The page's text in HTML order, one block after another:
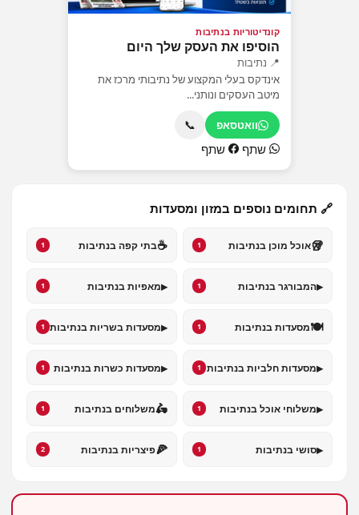
קונדיטוריות בנתיבות
הוסיפו את העסק שלך היום
📍 נתיבות
אינדקס בעלי המקצוע של נתיבותי מרכז את
מיטב העסקים ונותני...
וואטסאפ 📞
שתף שתף
🔗 תחומים נוספים במזון ומסעדות
🥡אוכל מוכן בנתיבות 1
☕בתי קפה בנתיבות 1
▸המבורגר בנתיבות 1
▸מאפיות בנתיבות 1
🍽️מסעדות בנתיבות 1
▸מסעדות בשריות בנתיבות 1
▸מסעדות חלביות בנתיבות 1
▸מסעדות כשרות בנתיבות 1
▸משלוחי אוכל בנתיבות 1
🛵משלוחים בנתיבות 1
▸סושי בנתיבות 1
🍕פיצריות בנתיבות 2